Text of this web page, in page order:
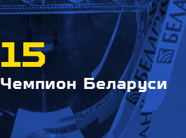
15
Чемпион Беларуси